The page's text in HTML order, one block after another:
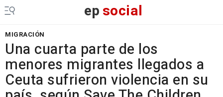
epsocial
MIGRACIÓN
Una cuarta parte de los
menores migrantes llegados a
Ceuta sufrieron violencia en su